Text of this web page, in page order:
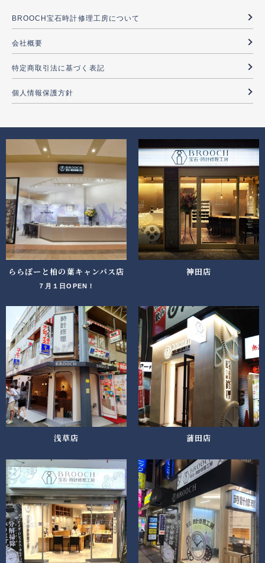
BROOCH宝石時計修理工房について
会社概要
特定商取引法に基づく表記
個人情報保護方針
ららぽーと柏の葉キャンパス店
７月１日OPEN！
神田店
浅草店 蒲田店